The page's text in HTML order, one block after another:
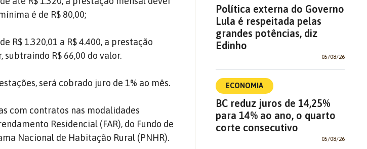
é de R$ 80,00;
R$ 1.320,01 a R$ 4.400, a prestação
R$ 66,00 do valor.
será cobrado juro de 1% ao mês.
com contratos nas modalidades
Residencial (FAR), do Fundo de
Nacional de Habitação Rural (PNHR).
Política externa do Governo
Lula é respeitada pelas
grandes potências, diz
Edinho
05/08/26
ECONOMIA
BC reduz juros de 14,25%
para 14% ao ano, o quarto
corte consecutivo
05/08/26